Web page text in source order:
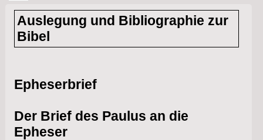
info
Auslegung und Bibliographie zur
Bibel
Epheserbrief
Der Brief des Paulus an die
Epheser